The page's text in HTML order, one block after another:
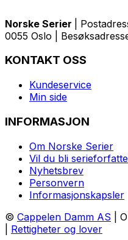
Norske Serier
|
0055 Oslo |
KONTAKT OSS
Kundeservice
Min side
INFORMASJON
Om Norske Serier
Vil du bli
Nyhetsbrev
Personvern
Informasjonskapsler
© Cappelen Damm AS |
Rettigheter og lover